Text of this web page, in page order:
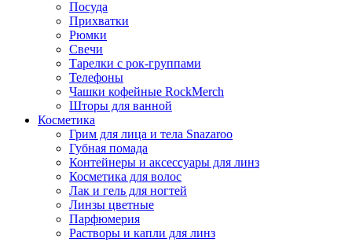
Посуда
Прихватки
Рюмки
Свечи
Тарелки с рок-группами
Телефоны
Чашки кофейные RockMerch
Шторы для ванной
Косметика
Грим для лица и тела Snazaroo
Губная помада
Контейнеры и аксессуары для линз
Косметика для волос
Лак и гель для ногтей
Линзы цветные
Парфюмерия
Растворы и капли для линз